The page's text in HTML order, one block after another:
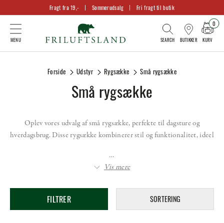
Fragt fra 19,- Sommerudsalg Fri fragt til butik
BUTIKKER KURV
0
Små rygsække
Forside Udstyr Rygsække Små rygsække
Oplev vores udvalg af små rygsække, perfekte til dagsture og
hverdagsbrug. Disse rygsække kombinerer stil og funktionalitet, ideel
…
Vis mere
FILTRER SORTERING